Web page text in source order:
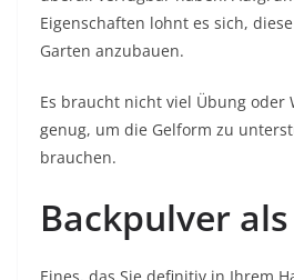
Eigenschaften lohnt es sich,
Garten anzubauen.
Es braucht nicht viel Übung oder
genug, um die Gelform zu
brauchen.
Backpulver